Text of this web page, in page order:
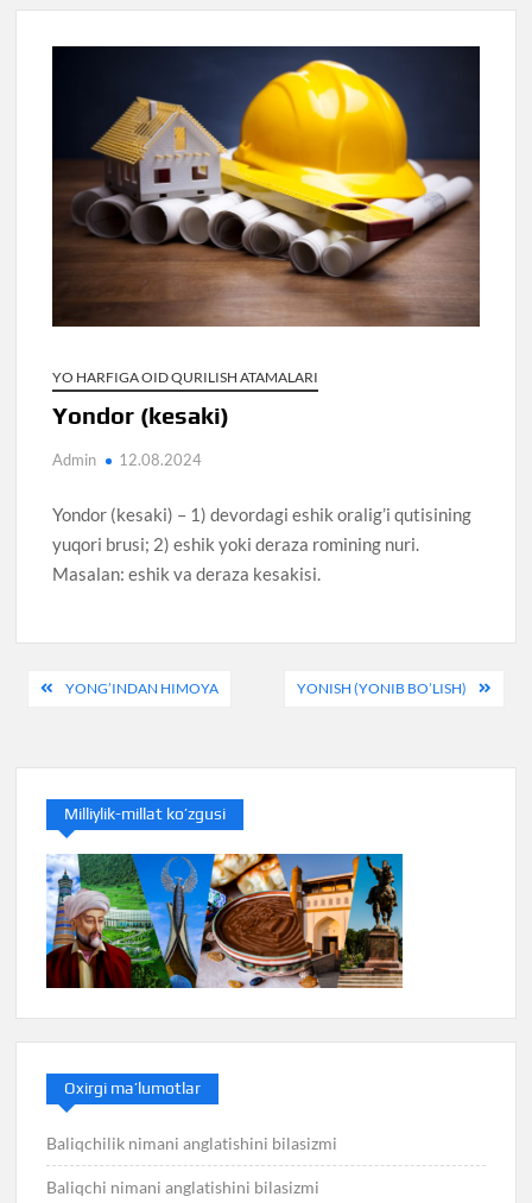
YO HARFIGA OID QURILISH ATAMALARI
Yondor (kesaki)
Admin 12.08.2024
Yondor (kesaki) – 1) devordagi eshik oralig’i qutisining
yuqori brusi; 2) eshik yoki deraza romining nuri.
Masalan: eshik va deraza kesakisi.
PostYONG’INDAN HIMOYA YONISH (YONIB BO’LISH)
Milliylik-millat ko’zgusi
Oxirgi ma’lumotlar
Baliqchilik nimani anglatishini bilasizmi
Baliqchi nimani anglatishini bilasizmi